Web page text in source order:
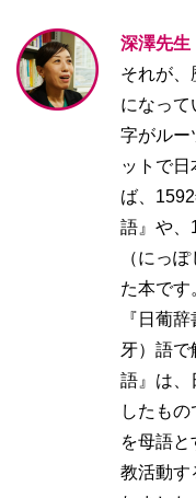
深澤先生
それが、
になって
字がルー
ットで
ば、
語』や、
（にっ
た本です
『日葡
牙）語
語』は、
したも
を母語
教活動す